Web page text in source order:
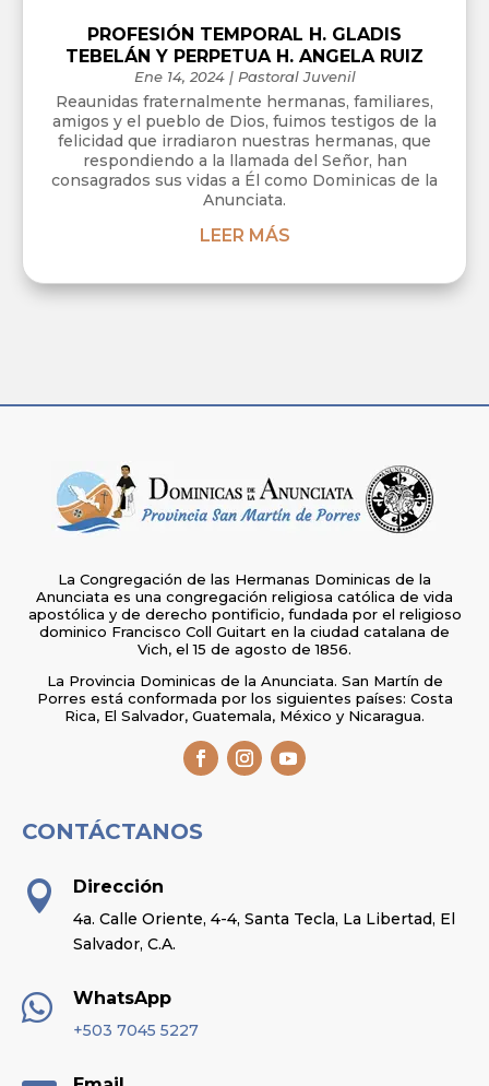
PROFESIÓN TEMPORAL H. GLADIS
TEBELÁN Y PERPETUA H. ANGELA RUIZ
Ene 14, 2024| Pastoral Juvenil
Reaunidas fraternalmente hermanas, familiares,
amigos y el pueblo de Dios, fuimos testigos de la
felicidad que irradiaron nuestras hermanas, que
respondiendo a la llamada del Señor, han
consagrados sus vidas a Él como Dominicas de la
Anunciata.
LEER MÁS
La Congregación de las Hermanas Dominicas de la
Anunciata es una congregación religiosa católica de vida
apostólica y de derecho pontificio, fundada por el religioso
dominico Francisco Coll Guitart en la ciudad catalana de
Vich, el 15 de agosto de 1856.
La Provincia Dominicas de la Anunciata. San Martín de
Porres está conformada por los siguientes países: Costa
Rica, El Salvador, Guatemala, México y Nicaragua.
CONTÁCTANOS
 Dirección
4a. Calle Oriente, 4-4, Santa Tecla, La Libertad, El
Salvador, C.A.
 WhatsApp
+503 7045 5227